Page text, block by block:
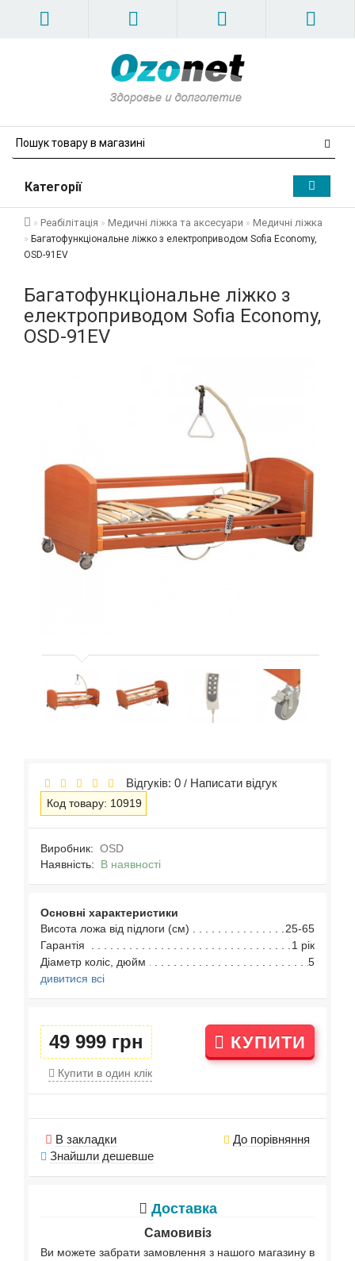
Категорії
Реабілітація Медичні ліжка та аксесуари Медичні ліжка
Багатофункціональне ліжко з електроприводом Sofia Economy,
OSD-91EV
Багатофункціональне ліжко з
електроприводом Sofia Economy,
OSD-91EV
Відгуків: 0 / Написати відгук
Код товару: 10919
Виробник: OSD
Наявність: В наявності
Основні характеристики
Висота ложа від підлоги (см)
25-65
Гарантія
1 рік
Діаметр коліс, дюйм
5
дивитися всі
49 999 грн КУПИТИ
Купити в один клік
В закладки
До порівняння
Знайшли дешевше
Доставка
Самовивіз
Ви можете забрати замовлення з нашого магазину в